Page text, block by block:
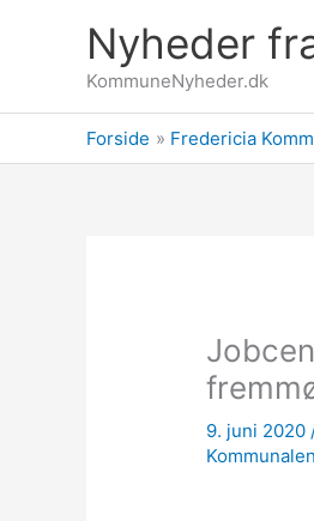
Nyheder
KommuneNyheder.dk
Forside Fredericia
9. juni 2020